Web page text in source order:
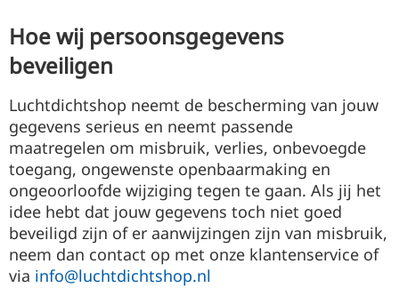
Hoe wij persoonsgegevens
beveiligen
Luchtdichtshop neemt de bescherming van jouw
gegevens serieus en neemt passende
maatregelen om misbruik, verlies, onbevoegde
toegang, ongewenste openbaarmaking en
ongeoorloofde wijziging tegen te gaan. Als jij het
idee hebt dat jouw gegevens toch niet goed
beveiligd zijn of er aanwijzingen zijn van misbruik,
neem dan contact op met onze klantenservice of
via info@luchtdichtshop.nl